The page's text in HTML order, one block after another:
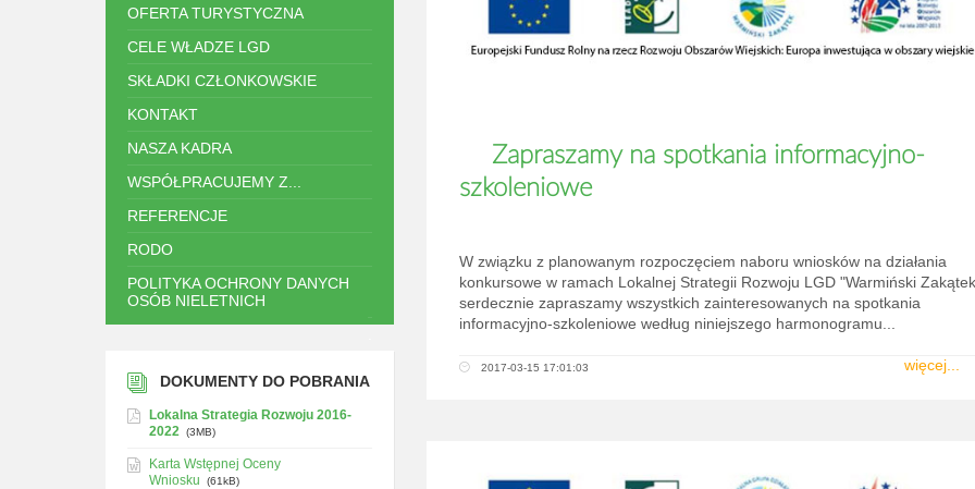
Zapraszamy na spotkania informacyjno-
szkoleniowe
W związku z planowanym rozpoczęciem naboru wniosków na działania
konkursowe w ramach Lokalnej Strategii Rozwoju LGD "Warmiński
serdecznie zapraszamy wszystkich zainteresowanych na spotkania
informacyjno-szkoleniowe według niniejszego harmonogramu...
więcej...
2017-03-15 17:01:03
OFERTA TURYSTYCZNA
CELE WŁADZE LGD
SKŁADKI CZŁONKOWSKIE
KONTAKT
NASZA KADRA
WSPÓŁPRACUJEMY Z...
REFERENCJE
RODO
POLITYKA OCHRONY DANYCH
OSÓB NIELETNICH
DOKUMENTY DO POBRANIA
Lokalna Strategia Rozwoju 2016-
2022 (3MB)
Karta Wstępnej Oceny
Wniosku
(61kB)